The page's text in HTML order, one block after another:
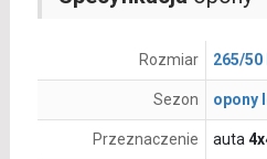
Rozmiar 265/50
Sezon opony
Przeznaczenie auta